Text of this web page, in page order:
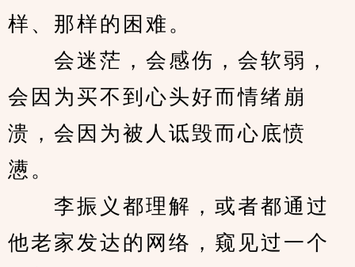
样、那样的困难。
会迷茫，会感伤，会软弱，
会因为买不到心头好而情绪崩
溃，会因为被人诋毁而心底愤
懑。
李振义都理解，或者都通过
他老家发达的网络，窥见过一个